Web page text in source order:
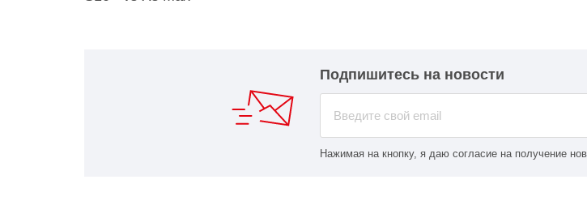
Подпишитесь на новости
Нажимая на кнопку, я даю согласие на получение